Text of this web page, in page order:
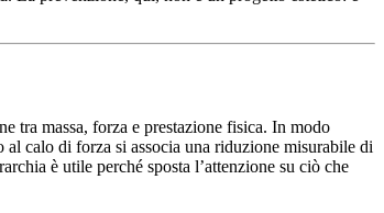
tra massa, forza e prestazione fisica. In modo
al calo di forza si associa una riduzione misurabile di
è utile perché sposta l’attenzione su ciò che